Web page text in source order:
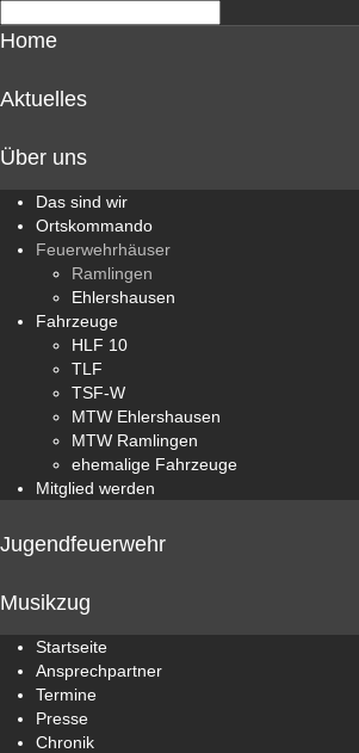
Home
Aktuelles
Über uns
Das sind wir
Ortskommando
Feuerwehrhäuser
Ramlingen
Ehlershausen
Fahrzeuge
HLF 10
TLF
TSF-W
MTW Ehlershausen
MTW Ramlingen
ehemalige Fahrzeuge
Mitglied werden
Jugendfeuerwehr
Musikzug
Startseite
Ansprechpartner
Termine
Presse
Chronik